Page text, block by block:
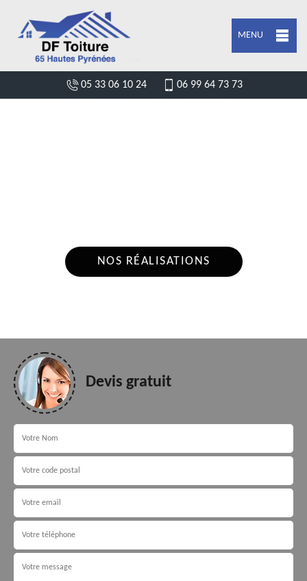
MENU
05 33 06 10 24 06 99 64 73 73
NOS RÉALISATIONS
Devis gratuit